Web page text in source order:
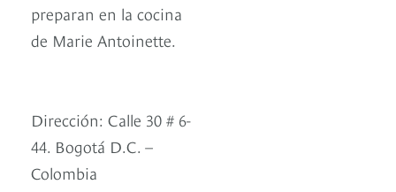
preparan en la cocina
de Marie Antoinette.
Dirección: Calle 30 # 6-
44. Bogotá D.C. –
Colombia